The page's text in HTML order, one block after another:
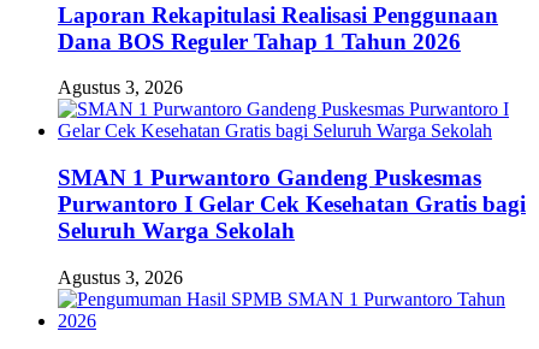
Laporan Rekapitulasi Realisasi Penggunaan
Dana BOS Reguler Tahap 1 Tahun 2026
Agustus 3, 2026
SMAN 1 Purwantoro Gandeng Puskesmas
Purwantoro I Gelar Cek Kesehatan Gratis bagi
Seluruh Warga Sekolah
Agustus 3, 2026